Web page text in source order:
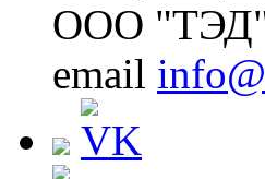
ООО
email